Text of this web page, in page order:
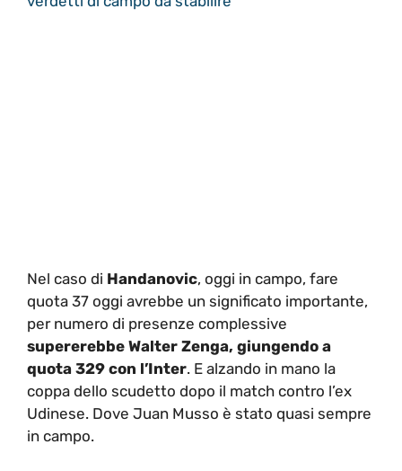
Nel caso di Handanovic, oggi in campo, fare
quota 37 oggi avrebbe un significato importante,
per numero di presenze complessive
supererebbe Walter Zenga, giungendo a
quota 329 con l’Inter. E alzando in mano la
coppa dello scudetto dopo il match contro l’ex
Udinese. Dove Juan Musso è stato quasi sempre
in campo.